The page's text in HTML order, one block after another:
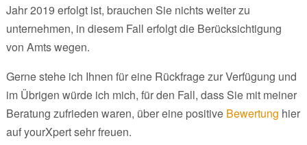
Jahr 2019 erfolgt ist, brauchen Sie nichts weiter zu
unternehmen, in diesem Fall erfolgt die Berücksichtigung
von Amts wegen.
Gerne stehe ich Ihnen für eine Rückfrage zur Verfügung und
im Übrigen würde ich mich, für den Fall, dass Sie mit meiner
Beratung zufrieden waren, über eine positive Bewertung hier
auf yourXpert sehr freuen.